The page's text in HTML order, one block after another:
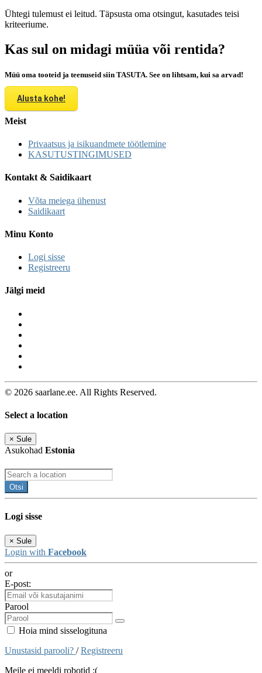
Ühtegi tulemust ei leitud. Täpsusta oma otsingut, kasutades teisi
kriteeriume.
Kas sul on midagi müüa või rentida?
Müü oma tooteid ja teenuseid siin TASUTA. See on lihtsam, kui sa arvad!
Alusta kohe!
Meist
Privaatsus ja isikuandmete töötlemine
KASUTUSTINGIMUSED
Kontakt & Saidikaart
Võta meiega ühenust
Saidikaart
Minu Konto
Logi sisse
Registreeru
Jälgi meid
© 2026 saarlane.ee. All Rights Reserved.
Select a location
× Sule
Asukohad Estonia
Otsi
Logi sisse
× Sule
Login with Facebook
or
E-post:
Parool
Hoia mind sisselogituna
Unustasid parooli? /Registreeru
Meile ei meeldi robotid :(